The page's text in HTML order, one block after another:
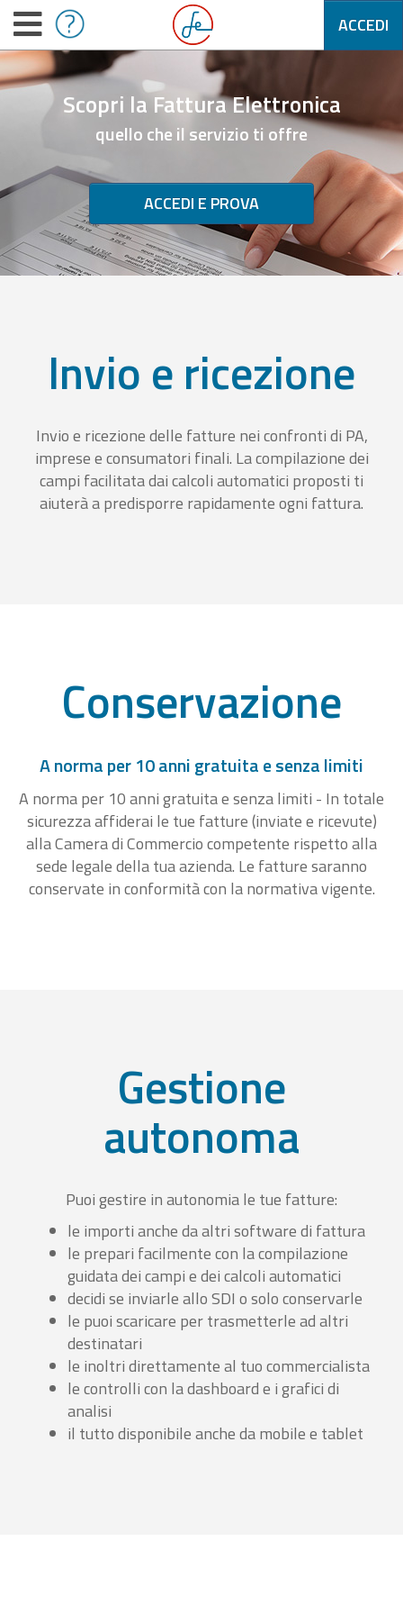
ACCEDI
Scopri la Fattura Elettronica
quello che il servizio ti offre
ACCEDI E PROVA
Invio e ricezione
Invio e ricezione delle fatture nei confronti di PA,
imprese e consumatori finali. La compilazione dei
campi facilitata dai calcoli automatici proposti ti
aiuterà a predisporre rapidamente ogni fattura.
Conservazione
A norma per 10 anni gratuita e senza limiti
A norma per 10 anni gratuita e senza limiti - In totale
sicurezza affiderai le tue fatture (inviate e ricevute)
alla Camera di Commercio competente rispetto alla
sede legale della tua azienda. Le fatture saranno
conservate in conformità con la normativa vigente.
Gestione
autonoma
Puoi gestire in autonomia le tue fatture:
le importi anche da altri software di fattura
le prepari facilmente con la compilazione
guidata dei campi e dei calcoli automatici
decidi se inviarle allo SDI o solo conservarle
le puoi scaricare per trasmetterle ad altri
destinatari
le inoltri direttamente al tuo commercialista
le controlli con la dashboard e i grafici di
analisi
il tutto disponibile anche da mobile e tablet